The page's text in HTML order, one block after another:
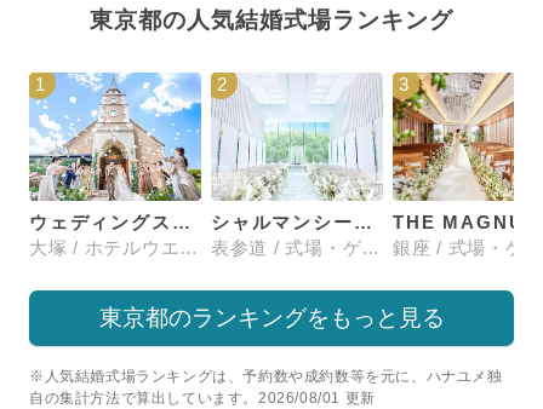
東京都の人気結婚式場ランキング
1
ウェディングスホテル・ベルクラシック東京
大塚 / ホテルウエディング
2
シャルマンシーナTOKYO
表参道 / 式場・ゲストハウス
3
東京都のランキングをもっと見る
※人気結婚式場ランキングは、予約数や成約数等を元に、ハナユメ独
自の集計方法で算出しています。2026/08/01 更新